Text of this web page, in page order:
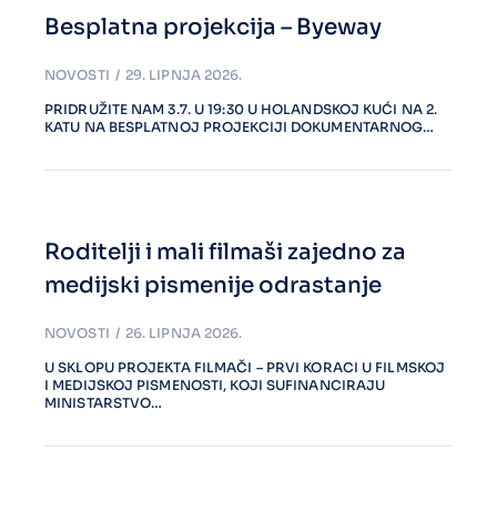
Besplatna projekcija – Byeway
NOVOSTI 29. LIPNJA 2026.
PRIDRUŽITE NAM 3.7. U 19:30 U HOLANDSKOJ KUĆI NA 2.
KATU NA BESPLATNOJ PROJEKCIJI DOKUMENTARNOG…
Roditelji i mali filmaši zajedno za
medijski pismenije odrastanje
NOVOSTI 26. LIPNJA 2026.
U SKLOPU PROJEKTA FILMAČI – PRVI KORACI U FILMSKOJ
I MEDIJSKOJ PISMENOSTI, KOJI SUFINANCIRAJU
MINISTARSTVO…